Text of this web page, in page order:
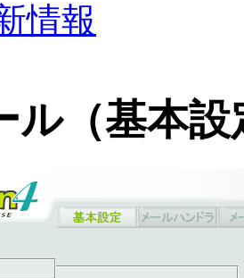
情報
ル（基本設